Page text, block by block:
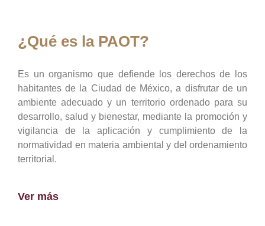
¿Qué es la PAOT?
Es un organismo que defiende los derechos de los
habitantes de la Ciudad de México, a disfrutar de un
ambiente adecuado y un territorio ordenado para su
desarrollo, salud y bienestar, mediante la promoción y
vigilancia de la aplicación y cumplimiento de la
normatividad en materia ambiental y del ordenamiento
territorial.
Ver más